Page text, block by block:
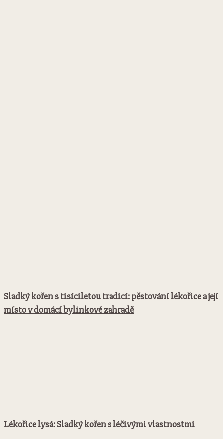
Sladký kořen s tisíciletou tradicí: pěstování lékořice a její
místo v domácí bylinkové zahradě
Lékořice lysá: Sladký kořen s léčivými vlastnostmi